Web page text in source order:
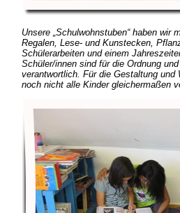
Unsere „Schulwohnstuben“ haben wir
Regalen, Lese- und Kunstecken,
Schülerarbeiten und einem
Schüler/innen sind für die Ordnung
verantwortlich. Für die Gestaltung und
noch nicht alle Kinder gleichermaßen